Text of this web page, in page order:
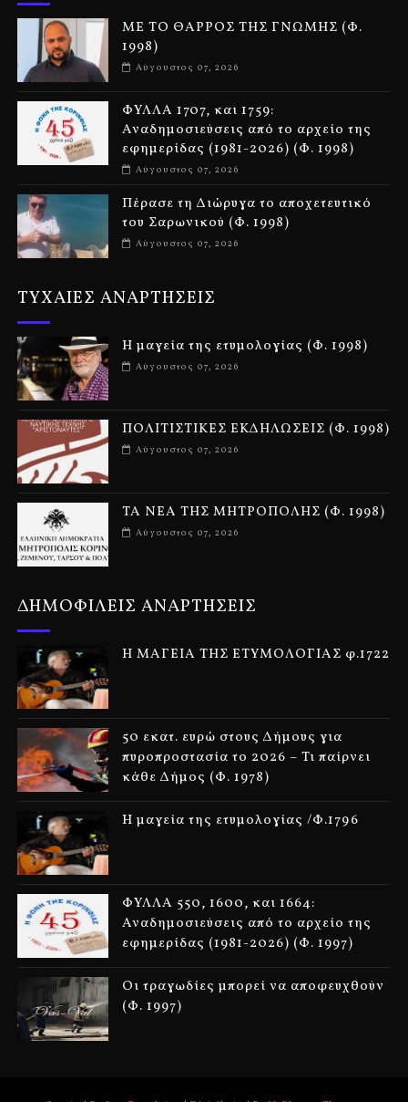
ΜΕ ΤΟ ΘΑΡΡΟΣ ΤΗΣ ΓΝΩΜΗΣ (Φ.
1998)
Αύγουστος 07, 2026
ΦΥΛΛΑ 1707, και 1759:
Αναδημοσιεύσεις από το αρχείο της
εφημερίδας (1981-2026) (Φ. 1998)
Αύγουστος 07, 2026
Πέρασε τη Διώρυγα το αποχετευτικό
του Σαρωνικού (Φ. 1998)
Αύγουστος 07, 2026
ΤΥΧΑΙΕΣ ΑΝΑΡΤΗΣΕΙΣ
Η μαγεία της ετυμολογίας (Φ. 1998)
Αύγουστος 07, 2026
ΠΟΛΙΤΙΣΤΙΚΕΣ ΕΚΔΗΛΩΣΕΙΣ (Φ. 1998)
Αύγουστος 07, 2026
ΤΑ ΝΕΑ ΤΗΣ ΜΗΤΡΟΠΟΛΗΣ (Φ. 1998)
Αύγουστος 07, 2026
ΔΗΜΟΦΙΛΕΙΣ ΑΝΑΡΤΗΣΕΙΣ
Η ΜΑΓΕΙΑ ΤΗΣ ΕΤΥΜΟΛΟΓΙΑΣ φ.1722
50 εκατ. ευρώ στους Δήμους για
πυροπροστασία το 2026 – Τι παίρνει
κάθε Δήμος (Φ. 1978)
Η μαγεία της ετυμολογίας /Φ.1796
ΦΥΛΛΑ 550, 1600, και 1664:
Αναδημοσιεύσεις από το αρχείο της
εφημερίδας (1981-2026) (Φ. 1997)
Οι τραγωδίες μπορεί να αποφευχθούν
(Φ. 1997)